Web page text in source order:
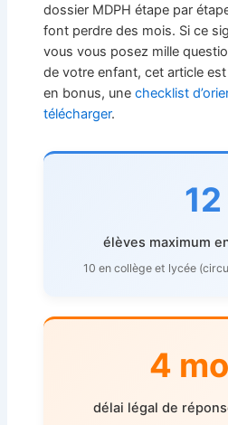
dossier MDPH étape par
font perdre des mois. Si ce
vous vous posez mille
de votre enfant, cet article
en bonus, une checklist
télécharger.
12
élèves maximum
10 en collège et lycée
4
délai légal de